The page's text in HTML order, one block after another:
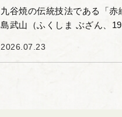
九谷焼の伝統技法である「
島武山（ふくしま ぶざん、
密技法を...
2026.07.23